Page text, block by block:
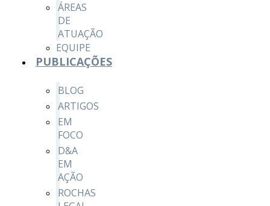
ÁREAS
DE
ATUAÇÃO
EQUIPE
PUBLICAÇÕES
BLOG
ARTIGOS
EM
FOCO
D&A
EM
AÇÃO
ROCHAS